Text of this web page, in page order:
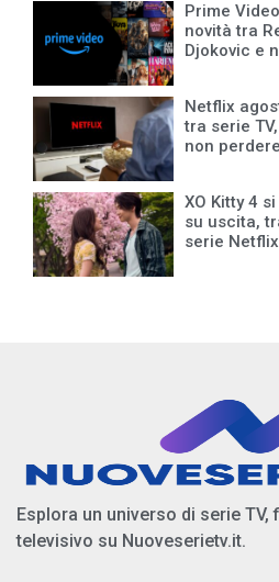
Prime
novità tra
Djokovic e
Netflix
tra serie
non perdere
XO Kitty 4
su uscita,
serie Netflix
Esplora un universo di serie
televisivo su Nuoveserietv.it.